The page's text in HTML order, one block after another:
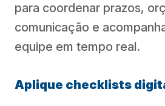
para coordenar prazos,
comunicação e
equipe em tempo real.
Aplique checklists